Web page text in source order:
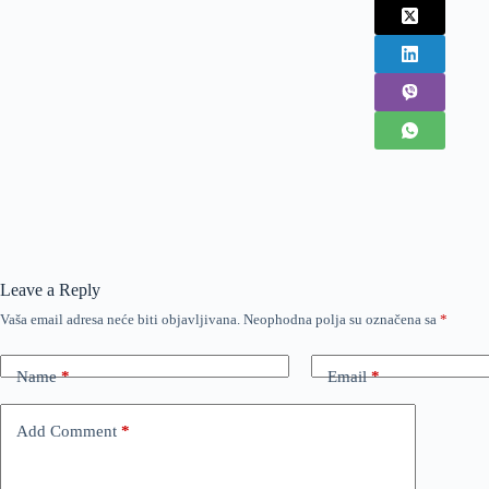
Leave a Reply
Vaša email adresa neće biti objavljivana. Neophodna polja su označena sa *
Name* Email*
Add Comment *